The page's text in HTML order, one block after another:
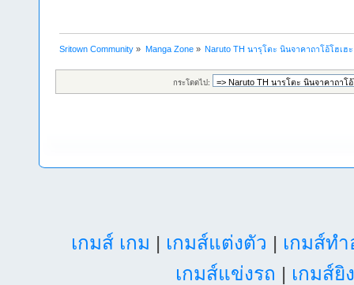
Sritown Community » Manga Zone» Naruto TH นารุโตะ นินจาคาถาโอ้โฮเฮ
กระโดดไป:
เกมส์ เกม | เกมส์แต่งตัว | เกมส์ท
เกมส์แข่งรถ | เกมส์ยิ